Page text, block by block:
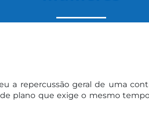
a repercussão geral de uma
plano que exige o mesmo